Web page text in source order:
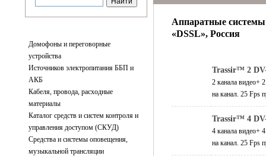
Домофоны и переговорные
устройства
Источников электропитания ББП и
АКБ
Кабеля, провода, расходные
материалы
Каталог средств и систем контроля и
управления доступом (СКУД)
Средства и системы оповещения,
музыкальной трансляции
Аппаратные системы
«DSSL», Россия
Trassir™ 2
2 канала видео+
на канал. 25 Fps
Trassir™ 4
4 канала видео+
на канал. 25 Fps